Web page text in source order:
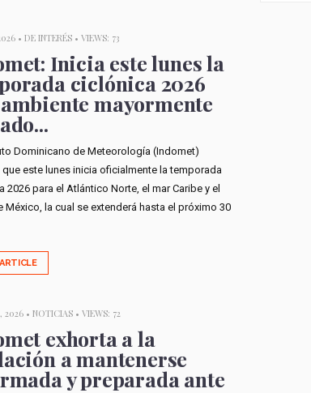
• DE INTERÉS• VIEWS: 73
Inicia este lunes la
ciclónica 2026
mayormente
Dominicano de Meteorología (Indomet)
este lunes inicia oficialmente la temporada
2026 para el Atlántico Norte, el mar Caribe y el
México, la cual se extenderá hasta el próximo 30
2026 • NOTICIAS• VIEWS: 72
exhorta a la
a mantenerse
y preparada ante